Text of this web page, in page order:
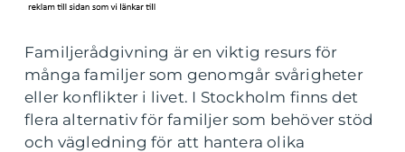
Familjerådgivning är en viktig resurs för
många familjer som genomgår svårigheter
eller konflikter i livet. I Stockholm finns det
flera alternativ för familjer som behöver stöd
och vägledning för att hantera olika